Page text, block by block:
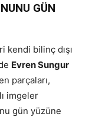
GÜN
bilinç dışı
Evren Sungur
parçaları,
imgeler
gün yüzüne